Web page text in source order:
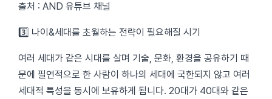
출처 : AND 유튜브 채널
3️⃣ 나이&세대를 초월하는 전략이 필요해질 시기
여러 세대가 같은 시대를 살며 기술, 문화, 환경을 공유하기 때
문에 필연적으로 한 사람이 하나의 세대에 국한되지 않고 여러
세대적 특성을 동시에 보유하게 됩니다. 20대가 40대와 같은